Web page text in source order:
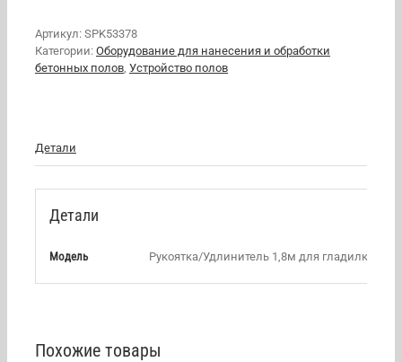
Артикул: SPK53378
Категории: Оборудование для нанесения и обработки
бетонных полов, Устройство полов
Детали
Детали
Модель Рукоятка/Удлинитель 1,8м для гладилки
Похожие товары